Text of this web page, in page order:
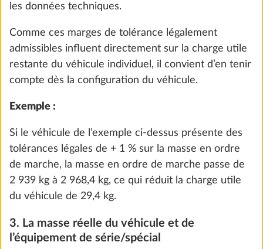
Homologation pour 4 personnes
DE SÉRIE
ÉTAPE 2 SUR 8
Véhicule
les données techniques.
Comme ces marges de tolérance légalement
admissibles influent directement sur la charge utile
restante du véhicule individuel, il convient d’en tenir
compte dès la configuration du véhicule.
Exemple :
Si le véhicule de l’exemple ci-dessus présente des
tolérances légales de + 1 % sur la masse en ordre
de marche, la masse en ordre de marche passe de
2 939 kg à 2 968,4 kg, ce qui réduit la charge utile
du véhicule de 29,4 kg.
3. La masse réelle du véhicule et de
l’équipement de série/spécial